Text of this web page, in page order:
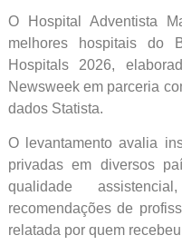
O Hospital Adventista
melhores hospitais do
Hospitals 2026,
Newsweek em parceria
dados Statista.
O levantamento avalia
privadas em diversos
qualidade
recomendações de
relatada por quem